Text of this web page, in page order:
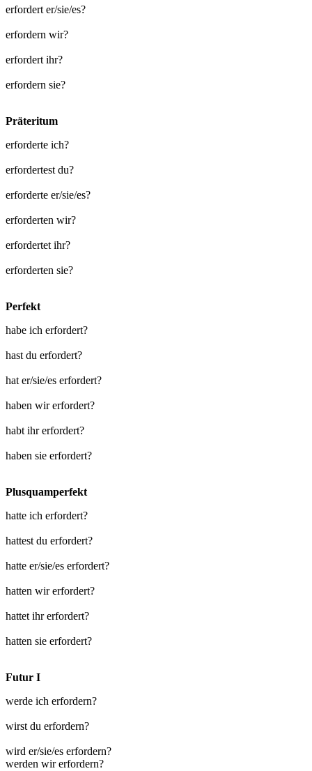
erfordert er/sie/es?
erfordern wir?
erfordert ihr?
erfordern sie?
Präteritum
erforderte ich?
erfordertest du?
erforderte er/sie/es?
erforderten wir?
erfordertet ihr?
erforderten sie?
Perfekt
habe ich erfordert?
hast du erfordert?
hat er/sie/es erfordert?
haben wir erfordert?
habt ihr erfordert?
haben sie erfordert?
Plusquamperfekt
hatte ich erfordert?
hattest du erfordert?
hatte er/sie/es erfordert?
hatten wir erfordert?
hattet ihr erfordert?
hatten sie erfordert?
Futur I
werde ich erfordern?
wirst du erfordern?
wird er/sie/es erfordern?
werden wir erfordern?